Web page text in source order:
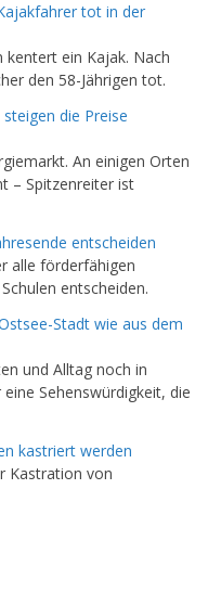
tot in der
kentert ein Kajak. Nach
den 58-Jährigen tot.
die Preise
An einigen Orten
– Spitzenreiter ist
entscheiden
alle förderfähigen
entscheiden.
Stadt wie aus dem
und Alltag noch in
Sehenswürdigkeit, die
kastriert werden
Kastration von